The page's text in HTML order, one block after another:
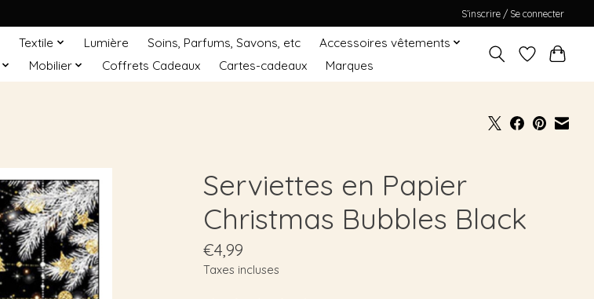
S’inscrire / Se connecter
Textile Lumière Soins, Parfums, Savons, etc
Accessoires vêtements
Mobilier Coffrets Cadeaux Cartes-cadeaux Marques
Serviettes en Papier
Christmas Bubbles Black
€4,99
Taxes incluses